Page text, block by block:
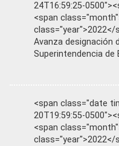
24T16:59:25-
<span
class="year">2022</
Avanza designación
Superintendencia de
<span class="date
20T19:59:55-
<span
class="year">2022</